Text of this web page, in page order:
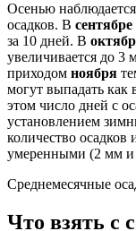
Осенью
осадков. В сентябре
за 10 дней. В
увеличивается до 3
приходом ноября
могут выпадать как
этом число дней с
установлением
количество
умеренными (2 мм и
Среднемесячные
Что взять с